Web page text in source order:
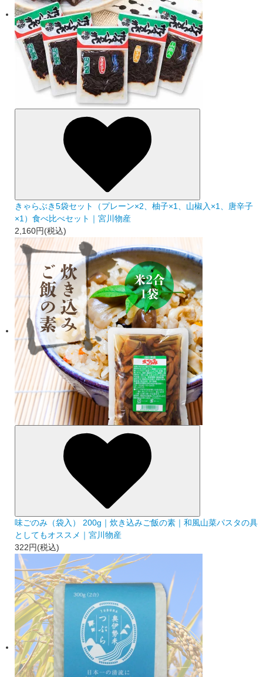
きゃらぶき5袋セット（プレーン×2、柚子×1、山椒入×1、唐辛子
×1）食べ比べセット｜宮川物産
2,160円(税込)
味ごのみ（袋入） 200g｜炊き込みご飯の素｜和風山菜パスタの具
としてもオススメ｜宮川物産
322円(税込)